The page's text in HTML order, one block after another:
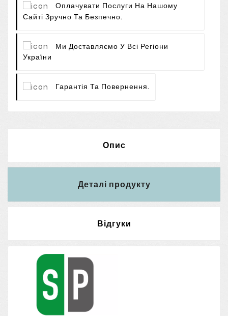
Оплачувати Послуги На Нашому
Сайті Зручно Та Безпечно.
Ми Доставляємо У Всі Регіони
України
Гарантія Та Повернення.
Опис
Деталі продукту
Відгуки